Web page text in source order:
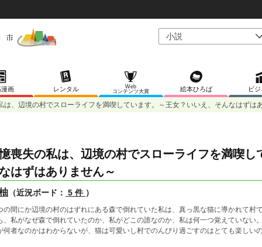
画 レンタル
Web
コンテンツ大賞
絵本ひろば ビジ
は、辺境の村でスローライフを満喫しています。～王女？いいえ、そんなはずは
喪失の私は、辺境の村でスローライフを満喫し
はずはありません～
（近況ボード： 5 件 ）
の間にか辺境の村のはずれにある森で倒れていた私は、真っ黒な猫に導かれて村
、私がなぜ森で倒れていたのか、私がどこの誰なのか、私は何一つ覚えていない。
何者なのかはわからないが、猫は可愛いし村でのんびり過ごすのはとても楽しい